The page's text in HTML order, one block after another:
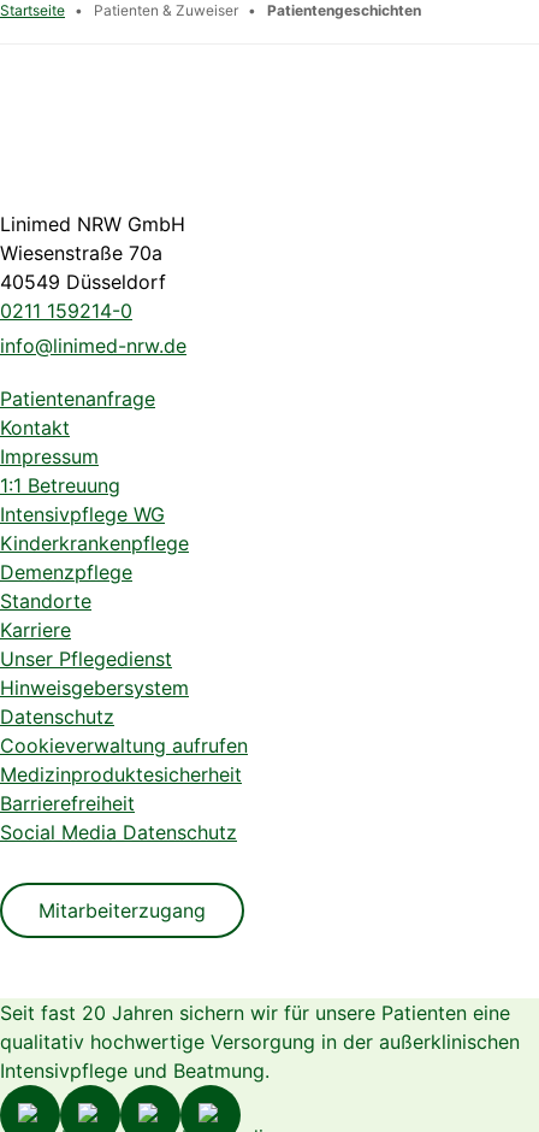
Startseite • Patienten & Zuweiser • Patientengeschichten
Linimed NRW GmbH
Wiesenstraße 70a
40549 Düsseldorf
0211 159214-0
info@linimed-nrw.de
Patientenanfrage
Kontakt
Impressum
1:1 Betreuung
Intensivpflege WG
Kinderkrankenpflege
Demenzpflege
Standorte
Karriere
Unser Pflegedienst
Hinweisgebersystem
Datenschutz
Cookieverwaltung aufrufen
Medizinproduktesicherheit
Barrierefreiheit
Social Media Datenschutz
Mitarbeiterzugang
Seit fast 20 Jahren sichern wir für unsere Patienten eine
qualitativ hochwertige Versorgung in der außerklinischen
Intensivpflege und Beatmung.